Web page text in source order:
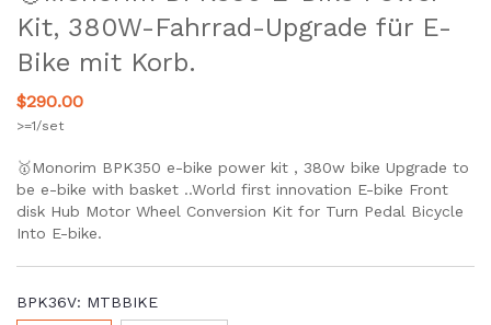
Kit, 380W-Fahrrad-Upgrade für E-
Bike mit Korb.
$290.00
>=1/set
🥇Monorim BPK350 e-bike power kit , 380w bike Upgrade to
be e-bike with basket ..World first innovation E-bike Front
disk Hub Motor Wheel Conversion Kit for Turn Pedal Bicycle
Into E-bike.
BPK36V: MTBBIKE